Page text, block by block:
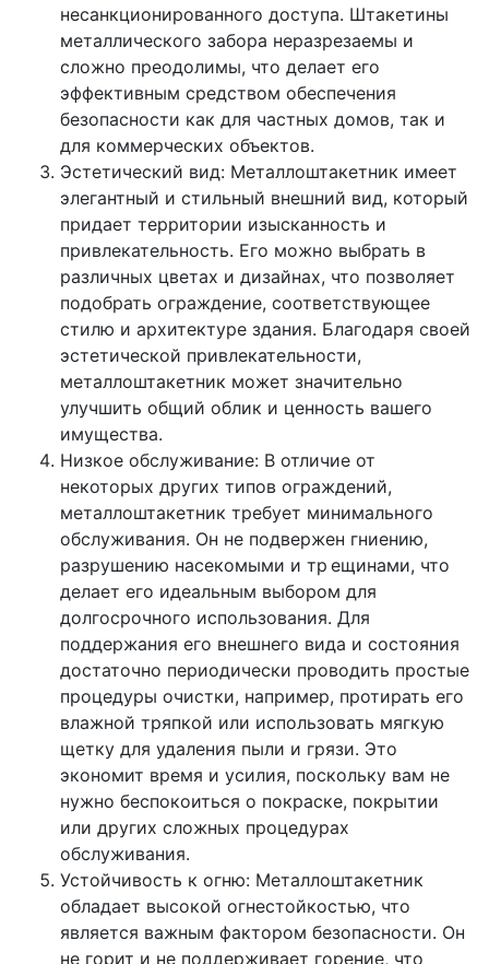
несанкционированного доступа. Штакетины
металлического забора неразрезаемы и
сложно преодолимы, что делает его
эффективным средством обеспечения
безопасности как для частных домов, так и
для коммерческих объектов.
Эстетический вид: Металлоштакетник имеет
элегантный и стильный внешний вид, который
придает территории изысканность и
привлекательность. Его можно выбрать в
различных цветах и дизайнах, что позволяет
подобрать ограждение, соответствующее
стилю и архитектуре здания. Благодаря своей
эстетической привлекательности,
металлоштакетник может значительно
улучшить общий облик и ценность вашего
имущества.
Низкое обслуживание: В отличие от
некоторых других типов ограждений,
металлоштакетник требует минимального
обслуживания. Он не подвержен гниению,
разрушению насекомыми и тр ещинами, что
делает его идеальным выбором для
долгосрочного использования. Для
поддержания его внешнего вида и состояния
достаточно периодически проводить простые
процедуры очистки, например, протирать его
влажной тряпкой или использовать мягкую
щетку для удаления пыли и грязи. Это
экономит время и усилия, поскольку вам не
нужно беспокоиться о покраске, покрытии
или других сложных процедурах
обслуживания.
Устойчивость к огню: Металлоштакетник
обладает высокой огнестойкостью, что
является важным фактором безопасности. Он
не горит и не поддерживает горение, что